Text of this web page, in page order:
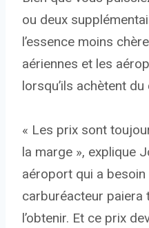
ou deux
l’essence moins
aériennes et les
lorsqu’ils achètent
« Les prix sont
la marge », explique
aéroport qui a besoin
carburéacteur paiera
l’obtenir. Et ce prix